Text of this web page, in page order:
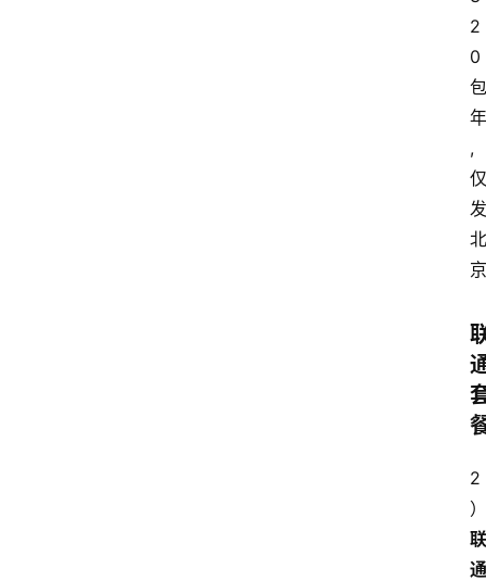
2
0
包
年
,
仅
发
北
京
2
）
联
通